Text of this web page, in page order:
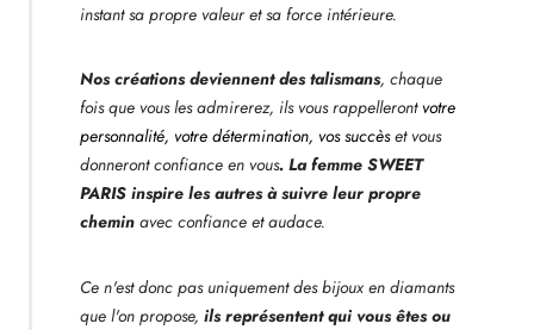
instant sa propre valeur et sa force intérieure.
Nos créations deviennent des talismans, chaque
fois que vous les admirerez, ils vous rappelleront votre
personnalité, votre détermination, vos succès et vous
donneront confiance en vous. La femme SWEET
PARIS inspire les autres à suivre leur propre
chemin avec confiance et audace.
Ce n'est donc pas uniquement des bijoux en diamants
que l'on propose, ils représentent qui vous êtes ou